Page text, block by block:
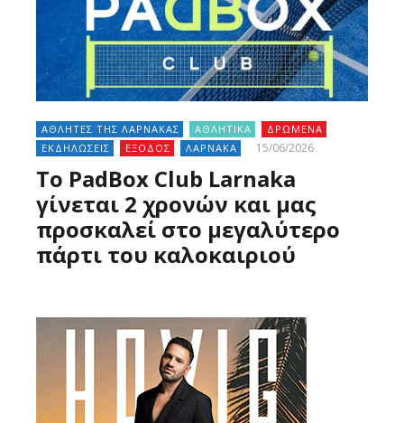
ΑΘΛΗΤΕΣ ΤΗΣ ΛΑΡΝΑΚΑΣ ΑΘΛΗΤΙΚΑ
ΔΡΩΜΕΝΑ
ΕΚΔΗΛΩΣΕΙΣ
ΕΞΟΔΟΣ ΛΑΡΝΑΚΑ 15/06/2026
Το PadBox Club Larnaka
γίνεται 2 χρονών και μας
προσκαλεί στο μεγαλύτερο
πάρτι του καλοκαιριού